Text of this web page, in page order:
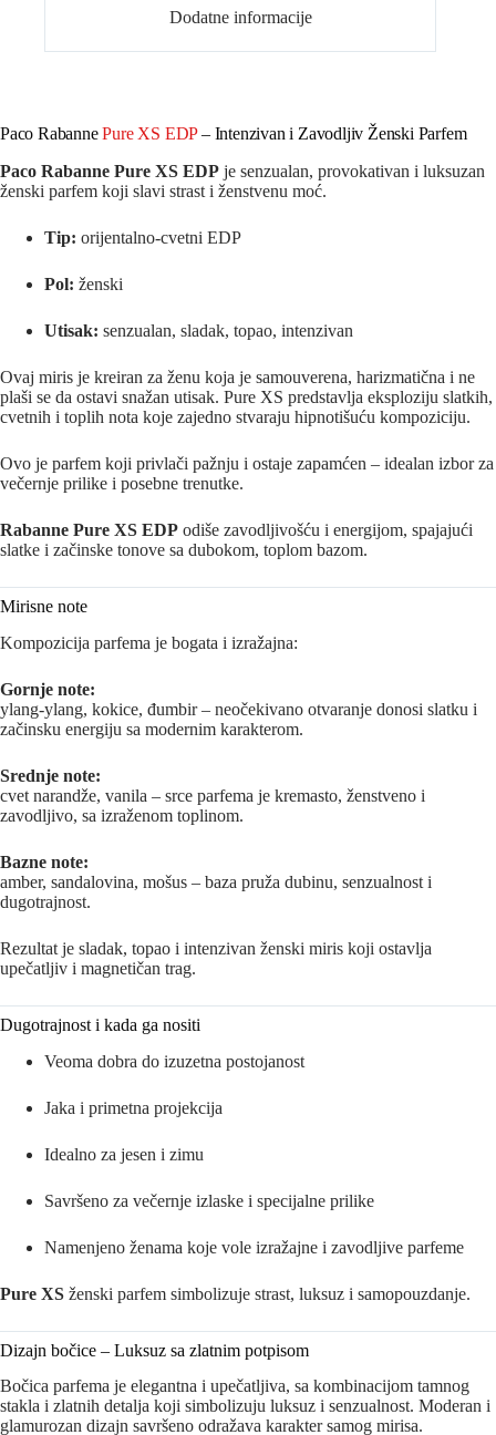
Dodatne informacije
Paco RabannePure XS EDP– Intenzivan i Zavodljiv Ženski Parfem
Paco Rabanne Pure XS EDP je senzualan, provokativan i luksuzan
ženski parfem koji slavi strast i ženstvenu moć.
Tip: orijentalno-cvetni EDP
Pol: ženski
Utisak: senzualan, sladak, topao, intenzivan
Ovaj miris je kreiran za ženu koja je samouverena, harizmatična i ne
plaši se da ostavi snažan utisak. Pure XS predstavlja eksploziju slatkih,
cvetnih i toplih nota koje zajedno stvaraju hipnotišuću kompoziciju.
Ovo je parfem koji privlači pažnju i ostaje zapamćen – idealan izbor za
večernje prilike i posebne trenutke.
Rabanne Pure XS EDP odiše zavodljivošću i energijom, spajajući
slatke i začinske tonove sa dubokom, toplom bazom.
Mirisne note
Kompozicija parfema je bogata i izražajna:
Gornje note:
ylang-ylang, kokice, đumbir – neočekivano otvaranje donosi slatku i
začinsku energiju sa modernim karakterom.
Srednje note:
cvet narandže, vanila – srce parfema je kremasto, ženstveno i
zavodljivo, sa izraženom toplinom.
Bazne note:
amber, sandalovina, mošus – baza pruža dubinu, senzualnost i
dugotrajnost.
Rezultat je sladak, topao i intenzivan ženski miris koji ostavlja
upečatljiv i magnetičan trag.
Dugotrajnost i kada ga nositi
Veoma dobra do izuzetna postojanost
Jaka i primetna projekcija
Idealno za jesen i zimu
Savršeno za večernje izlaske i specijalne prilike
Namenjeno ženama koje vole izražajne i zavodljive parfeme
Pure XS ženski parfem simbolizuje strast, luksuz i samopouzdanje.
Dizajn bočice – Luksuz sa zlatnim potpisom
Bočica parfema je elegantna i upečatljiva, sa kombinacijom tamnog
stakla i zlatnih detalja koji simbolizuju luksuz i senzualnost. Moderan i
glamurozan dizajn savršeno odražava karakter samog mirisa.